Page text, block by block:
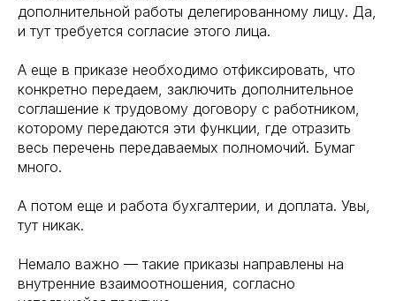
дополнительной работы делегированному лицу. Да,
и тут требуется согласие этого лица.
А еще в приказе необходимо отфиксировать, что
конкретно передаем, заключить дополнительное
соглашение к трудовому договору с работником,
которому передаются эти функции, где отразить
весь перечень передаваемых полномочий. Бумаг
много.
А потом еще и работа бухгалтерии, и доплата. Увы,
тут никак.
Немало важно — такие приказы направлены на
внутренние взаимоотношения, согласно